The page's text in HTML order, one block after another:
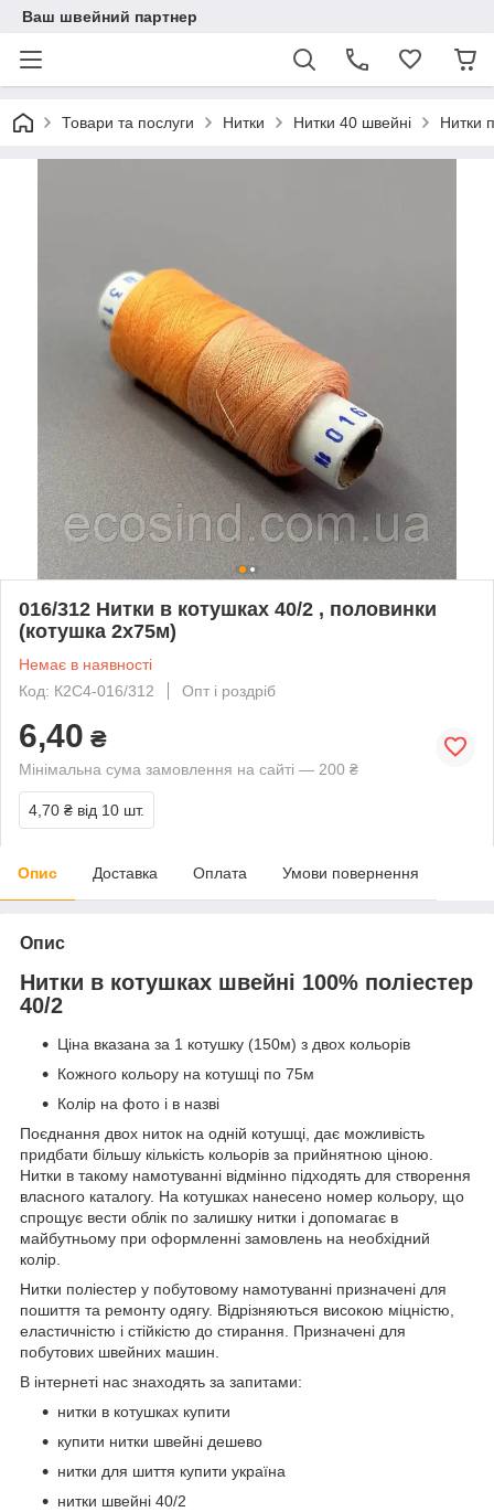
Ваш швейний партнер
Товари та послуги Нитки Нитки 40 швейні Нитки
016/312 Нитки в котушках 40/2 , половинки
(котушка 2х75м)
Немає в наявності
Код: К2С4-016/312
Опт і роздріб
6,40 ₴
Мінімальна сума замовлення на сайті — 200 ₴
4,70 ₴ від 10 шт.
Опис Доставка Оплата Умови повернення
Опис
Нитки в котушках швейні 100% поліестер
40/2
Ціна вказана за 1 котушку (150м) з двох кольорів
Кожного кольору на котушці по 75м
Колір на фото і в назві
Поєднання двох ниток на одній котушці, дає можливість
придбати більшу кількість кольорів за прийнятною ціною.
Нитки в такому намотуванні відмінно підходять для створення
власного каталогу. На котушках нанесено номер кольору, що
спрощує вести облік по залишку нитки і допомагає в
майбутньому при оформленні замовлень на необхідний
колір.
Нитки поліестер у побутовому намотуванні призначені для
пошиття та ремонту одягу. Відрізняються високою міцністю,
еластичністю і стійкістю до стирання. Призначені для
побутових швейних машин.
В інтернеті нас знаходять за запитами:
нитки в котушках купити
купити нитки швейні дешево
нитки для шиття купити україна
нитки швейні 40/2